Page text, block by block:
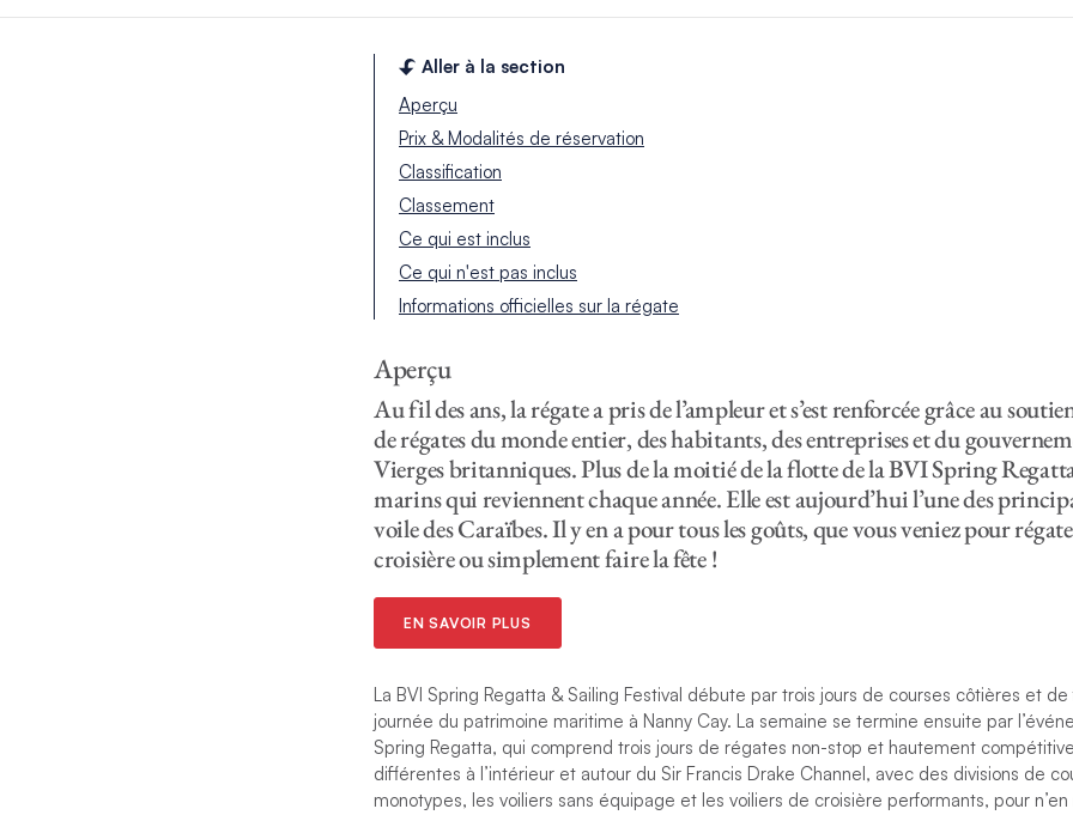
Aller à la section
Aperçu
Prix & Modalités de réservation
Classification
Classement
Ce qui est inclus
Ce qui n'est pas inclus
Informations officielles sur la régate
Aperçu
Au fil des ans, la régate a pris de l’ampleur et s’est renforcée grâce au
de régates du monde entier, des habitants, des entreprises et du
Vierges britanniques. Plus de la moitié de la flotte de la BVI Spring
marins qui reviennent chaque année. Elle est aujourd’hui l’une des
voile des Caraïbes. Il y en a pour tous les goûts, que vous veniez pour
croisière ou simplement faire la fête !
EN SAVOIR PLUS
La BVI Spring Regatta & Sailing Festival débute par trois jours de courses côtières et de
journée du patrimoine maritime à Nanny Cay. La semaine se termine ensuite par
Spring Regatta, qui comprend trois jours de régates non-stop et hautement
différentes à l’intérieur et autour du Sir Francis Drake Channel, avec des divisions de
monotypes, les voiliers sans équipage et les voiliers de croisière performants, pour